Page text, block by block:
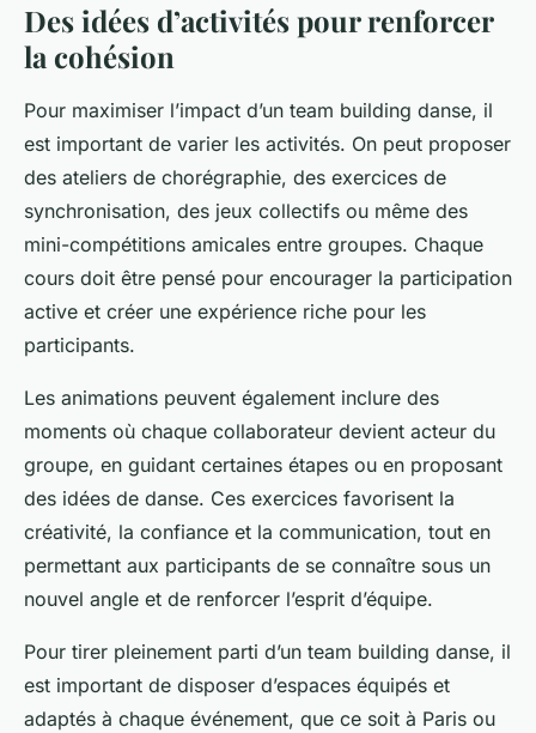
Des idées d’activités pour renforcer
la cohésion
Pour maximiser l’impact d’un team building danse, il
est important de varier les activités. On peut proposer
des ateliers de chorégraphie, des exercices de
synchronisation, des jeux collectifs ou même des
mini-compétitions amicales entre groupes. Chaque
cours doit être pensé pour encourager la participation
active et créer une expérience riche pour les
participants.
Les animations peuvent également inclure des
moments où chaque collaborateur devient acteur du
groupe, en guidant certaines étapes ou en proposant
des idées de danse. Ces exercices favorisent la
créativité, la confiance et la communication, tout en
permettant aux participants de se connaître sous un
nouvel angle et de renforcer l’esprit d’équipe.
Pour tirer pleinement parti d’un team building danse, il
est important de disposer d’espaces équipés et
adaptés à chaque événement, que ce soit à Paris ou